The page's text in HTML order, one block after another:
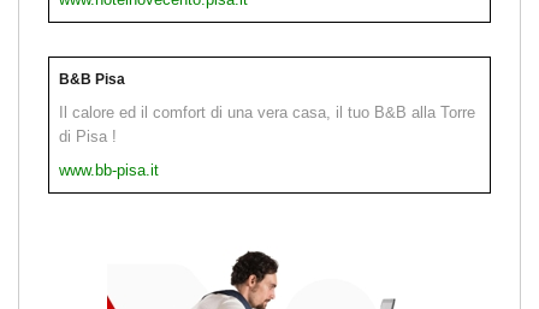
B&B Pisa
Il calore ed il comfort di una vera casa, il tuo B&B alla Torre
di Pisa !
www.bb-pisa.it